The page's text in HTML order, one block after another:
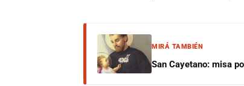
MIRÁ TAMBIÉN
San Cayetano: misa